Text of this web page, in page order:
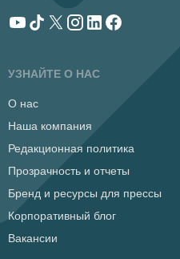
УЗНАЙТЕ О НАС
О нас
Наша компания
Редакционная политика
Прозрачность и отчеты
Бренд и ресурсы для прессы
Корпоративный блог
Вакансии